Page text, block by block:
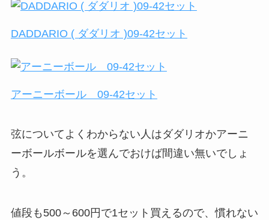
DADDARIO ( ダダリオ )09‐42セット
アーニーボール 09‐42セット
弦についてよくわからない人はダダリオかアーニ
ーボールボールを選んでおけば間違い無いでしょ
う。
値段も500～600円で1セット買えるので、慣れない